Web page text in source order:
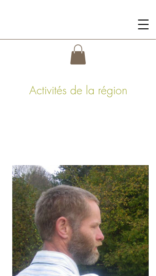
Activités de la région